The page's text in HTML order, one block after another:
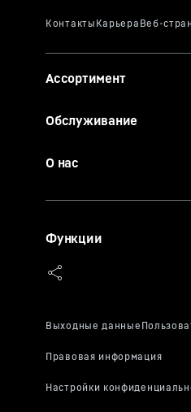
Ассортимент
Обслуживание
О нас
Функции